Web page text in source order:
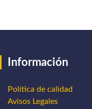
Información
Política de calidad
Avisos Legales